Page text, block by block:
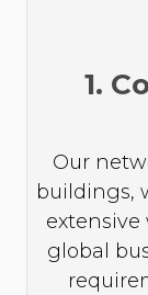
1.
Our
buildings,
global